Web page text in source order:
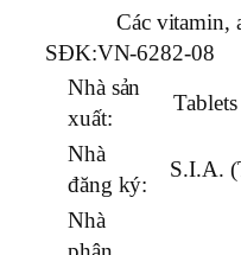
Các vitamin,
SĐK:VN-6282-08
Nhà sản
xuất:
Nhà
đăng ký:
S.I.A.
Nhà